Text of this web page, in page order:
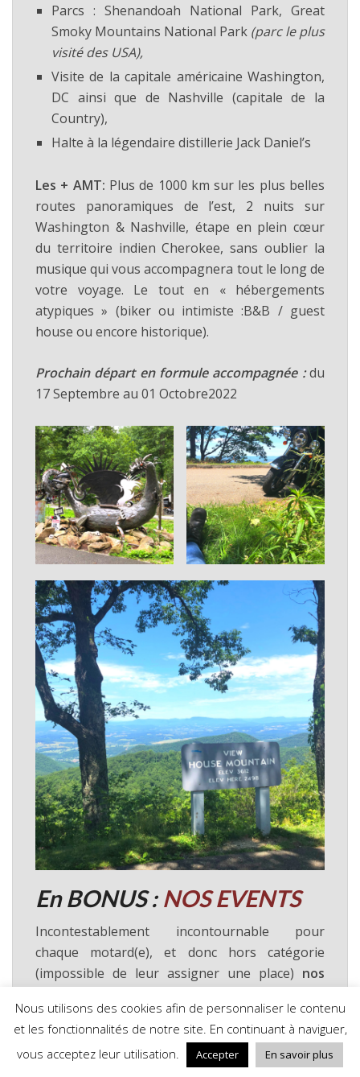
Parcs : Shenandoah National Park, Great
Smoky Mountains National Park (parc le plus
visité des USA),
Visite de la capitale américaine Washington,
DC ainsi que de Nashville (capitale de la
Country),
Halte à la légendaire distillerie Jack Daniel’s
Les + AMT: Plus de 1000 km sur les plus belles
routes panoramiques de l’est, 2 nuits sur
Washington & Nashville, étape en plein cœur
du territoire indien Cherokee, sans oublier la
musique qui vous accompagnera tout le long de
votre voyage. Le tout en « hébergements
atypiques » (biker ou intimiste :B&B / guest
house ou encore historique).
Prochain départ en formule accompagnée :du
17 Septembre au 01 Octobre2022
En BONUS: NOS EVENTS
Incontestablement incontournable pour
chaque motard(e), et donc hors catégorie
(impossible de leur assigner une place) nos
delà de la zone géographique concernée.
Voyager lors d’uneconcentration moto aux
USAest uneoccasion unique de vivreun
Nous utilisons des cookies afin de personnaliser le contenu
et les fonctionnalités de notre site. En continuant à naviguer,
vous acceptez leur utilisation.
Accepter En savoir plus